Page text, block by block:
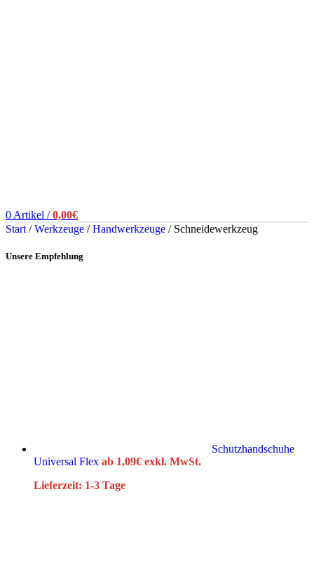
0 Artikel / 0,00€
Start / Werkzeuge / Handwerkzeuge / Schneidewerkzeug
Unsere Empfehlung
Schutzhandschuhe
Universal Flex ab 1,09€ exkl. MwSt.
Lieferzeit: 1-3 Tage